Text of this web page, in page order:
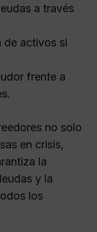
a través
de activos si
frente a
no solo
en crisis,
la
y la
los